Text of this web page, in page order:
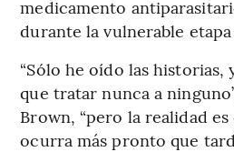
medicamento
durante la vulnerable
“Sólo he oído las
que tratar nunca a
Brown, “pero la realidad
ocurra más pronto que